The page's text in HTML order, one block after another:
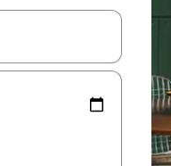
du navigera med upp-